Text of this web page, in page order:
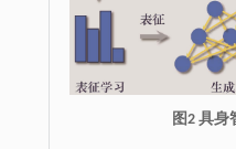
图2 具身